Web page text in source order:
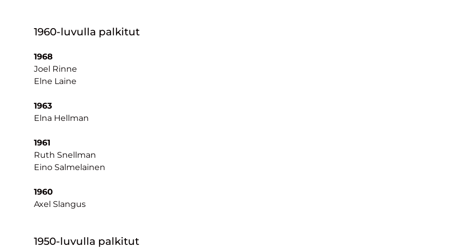
1960-luvulla palkitut
1968
Joel Rinne
Elne Laine
1963
Elna Hellman
1961
Ruth Snellman
Eino Salmelainen
1960
Axel Slangus
1950-luvulla palkitut